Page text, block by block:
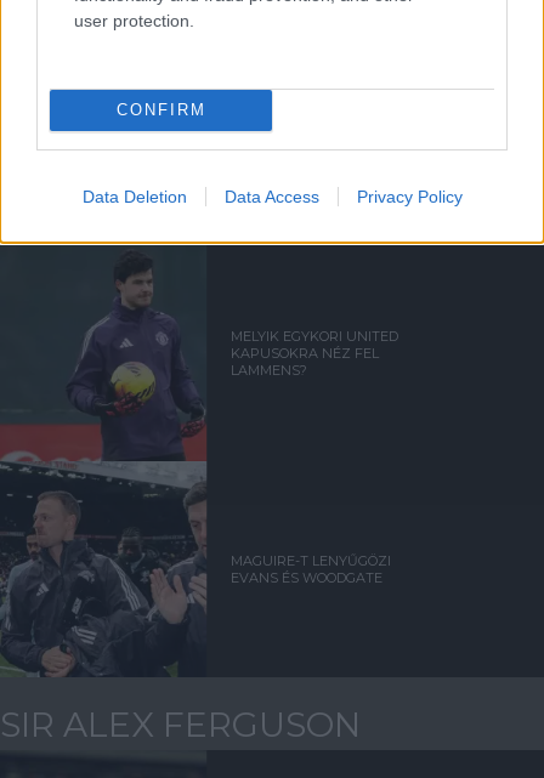
user protection.
CONFIRM
Data Deletion Data Access Privacy Policy
"IZGALOMBA" HOZTA A
UNITED SZURKOLÓKAT
MELYIK EGYKORI UNITED
KAPUSOKRA NÉZ FEL
LAMMENS?
MAGUIRE-T LENYŰGÖZI
EVANS ÉS WOODGATE
SIR ALEX FERGUSON